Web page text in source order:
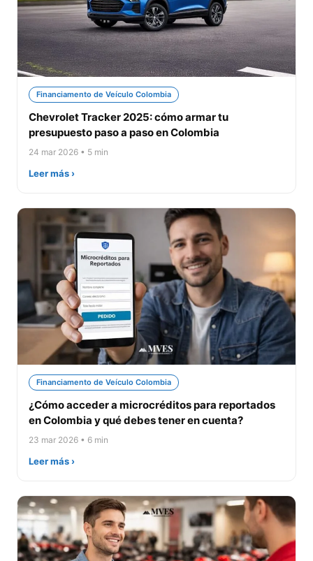
Financiamento de Veículo Colombia
Chevrolet Tracker 2025: cómo armar tu
presupuesto paso a paso en Colombia
24 mar 2026 • 5 min
Leer más ›
Financiamento de Veículo Colombia
¿Cómo acceder a microcréditos para reportados
en Colombia y qué debes tener en cuenta?
23 mar 2026 • 6 min
Leer más ›